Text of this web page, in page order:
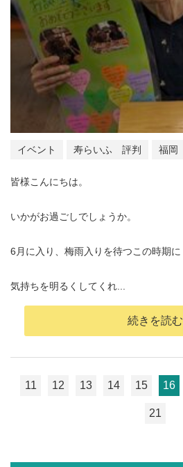
イベント 寿らいふ 評判 福岡
皆様こんにちは。
いかがお過ごしでしょうか。
6月に入り、梅雨入りを待つこの時期に
気持ちを明るくしてくれ...
続きを読む
11 12 13 14 15 16
21